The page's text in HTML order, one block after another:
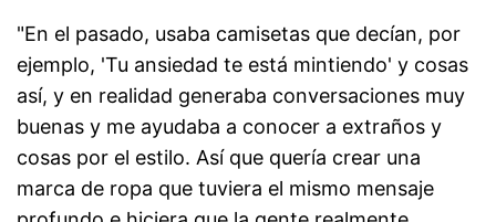
"En el pasado, usaba camisetas que decían, por
ejemplo, 'Tu ansiedad te está mintiendo' y cosas
así, y en realidad generaba conversaciones muy
buenas y me ayudaba a conocer a extraños y
cosas por el estilo. Así que quería crear una
marca de ropa que tuviera el mismo mensaje